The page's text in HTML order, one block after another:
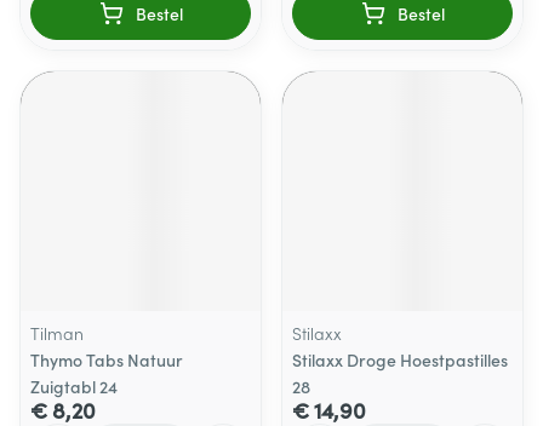
Bestel Bestel
Tilman
Thymo Tabs Natuur
Zuigtabl 24
€ 8,20
Stilaxx
Stilaxx Droge Hoestpastilles
28
€ 14,90